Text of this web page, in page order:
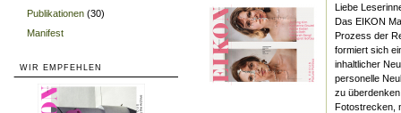
Publikationen (30)
Manifest
WIR EMPFEHLEN
Liebe
Das EIKON
Prozess der
formiert sich
inhaltlicher
personelle
zu
Fotostrecken,